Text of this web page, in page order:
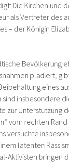
Die Kirchen und
als Vertreter des
– der Königin
Bevölkerung
plädiert,
eines
sind insbesondere
zur Unterstützung
vom rechten Rand
versuchte
latenten
Aktivisten bringen